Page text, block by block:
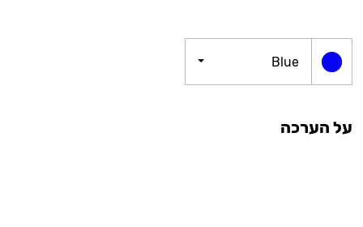
Blue
על הערכה